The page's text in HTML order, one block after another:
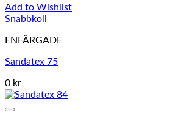
Add to Wishlist
Snabbkoll
ENFÄRGADE
Sandatex 75
0 kr